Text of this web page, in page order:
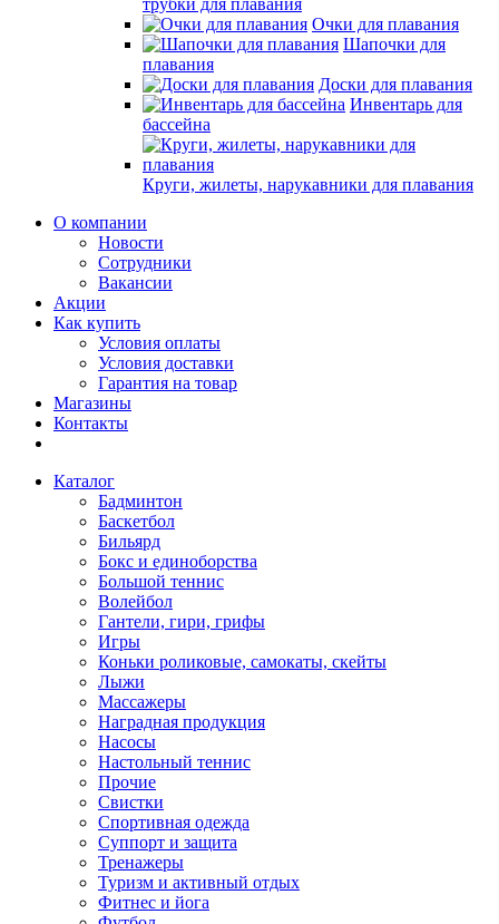
трубки для плавания
Очки для плавания
Шапочки для
плавания
Доски для плавания
Инвентарь для
бассейна
Круги, жилеты, нарукавники для плавания
О компании
Новости
Сотрудники
Вакансии
Акции
Как купить
Условия оплаты
Условия доставки
Гарантия на товар
Магазины
Контакты
Каталог
Бадминтон
Баскетбол
Бильярд
Бокс и единоборства
Большой теннис
Волейбол
Гантели, гири, грифы
Игры
Коньки роликовые, самокаты, скейты
Лыжи
Массажеры
Наградная продукция
Насосы
Настольный теннис
Прочие
Свистки
Спортивная одежда
Суппорт и защита
Тренажеры
Туризм и активный отдых
Фитнес и йога